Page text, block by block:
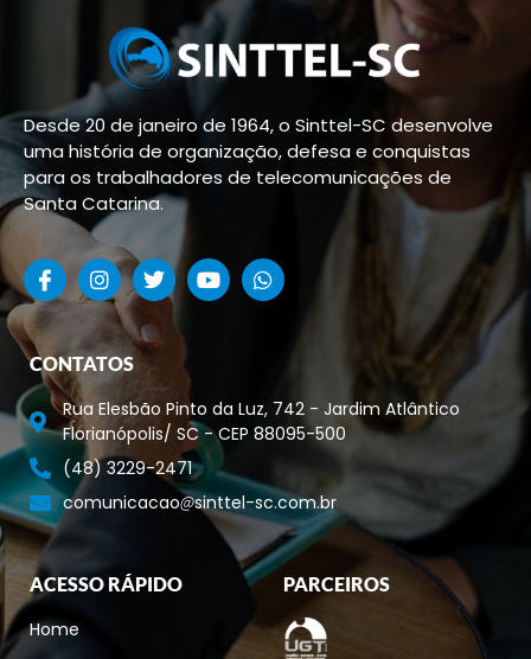
Desde 20 de janeiro de 1964, o Sinttel-SC desenvolve
uma história de organização, defesa e conquistas
para os trabalhadores de telecomunicações de
Santa Catarina.
CONTATOS
Rua Elesbão Pinto da Luz, 742 - Jardim Atlântico
Florianópolis/ SC - CEP 88095-500
(48) 3229-2471
comunicacao
sinttel-sc.com.br
ACESSO RÁPIDO
Home
PARCEIROS